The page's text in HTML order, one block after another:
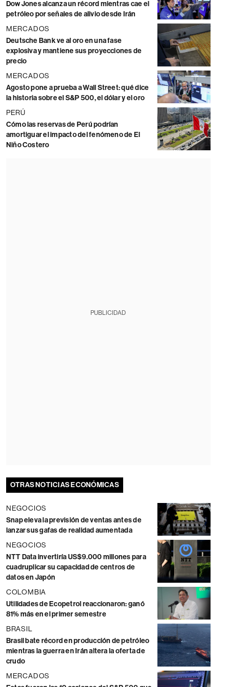
Dow Jones alcanza un récord mientras cae el
petróleo por señales de alivio desde Irán
MERCADOS
Deutsche Bank ve al oro en una fase
explosiva y mantiene sus proyecciones de
precio
MERCADOS
Agosto pone a prueba a Wall Street: qué dice
la historia sobre el S&P 500, el dólar y el oro
PERÚ
Cómo las reservas de Perú podrían
amortiguar el impacto del fenómeno de El
Niño Costero
PUBLICIDAD
OTRAS NOTICIAS ECONÓMICAS
NEGOCIOS
Snap eleva la previsión de ventas antes de
lanzar sus gafas de realidad aumentada
NEGOCIOS
NTT Data invertiría US$9.000 millones para
cuadruplicar su capacidad de centros de
datos en Japón
COLOMBIA
Utilidades de Ecopetrol reaccionaron: ganó
81% más en el primer semestre
BRASIL
Brasil bate récord en producción de petróleo
mientras la guerra en Irán altera la oferta de
crudo
MERCADOS